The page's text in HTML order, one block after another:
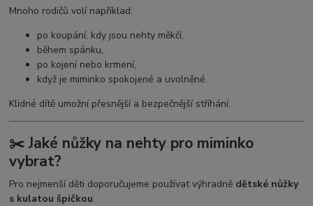
Mnoho rodičů volí například:
po koupání, kdy jsou nehty měkčí,
během spánku,
po kojení nebo krmení,
když je miminko spokojené a uvolněné.
Klidné dítě umožní přesnější a bezpečnější stříhání.
✂️ Jaké nůžky na nehty pro miminko
vybrat?
Pro nejmenší děti doporučujeme používat výhradně dětské nůžky
s kulatou špičkou.